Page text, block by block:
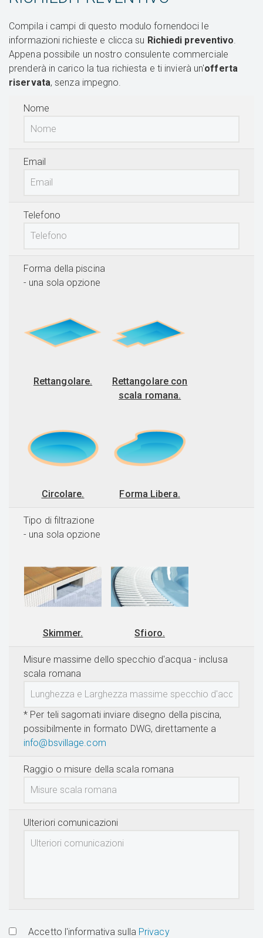
Compila i campi di questo modulo fornendoci le
informazioni richieste e clicca su Richiedi preventivo
Appena possibile un nostro consulente commerciale
prenderà in carico la tua richiesta e ti invierà un'offerta
riservata, senza impegno.
Nome
Email
Telefono
Forma della piscina
- una sola opzione
Rettangolare.
Rettangolare con
scala romana.
Circolare. Forma Libera.
Tipo di filtrazione
- una sola opzione
Skimmer. Sfioro.
Misure massime dello specchio d'acqua - inclusa
scala romana
* Per teli sagomati inviare disegno della piscina,
possibilmente in formato DWG, direttamente a
info@bsvillage.com
Raggio o misure della scala romana
Ulteriori comunicazioni
Accetto l'informativa sulla Privacy